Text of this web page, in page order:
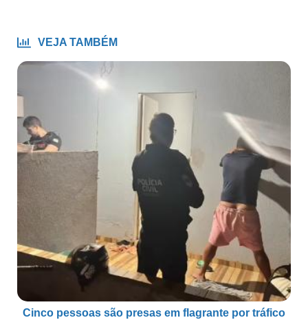
VEJA TAMBÉM
Cinco pessoas são presas em flagrante por tráfico